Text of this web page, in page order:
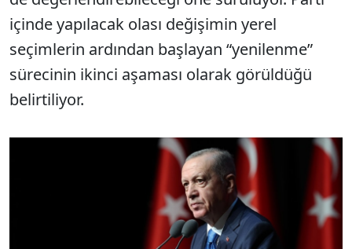
içinde yapılacak olası değişimin yerel
seçimlerin ardından başlayan “yenilenme”
sürecinin ikinci aşaması olarak görüldüğü
belirtiliyor.